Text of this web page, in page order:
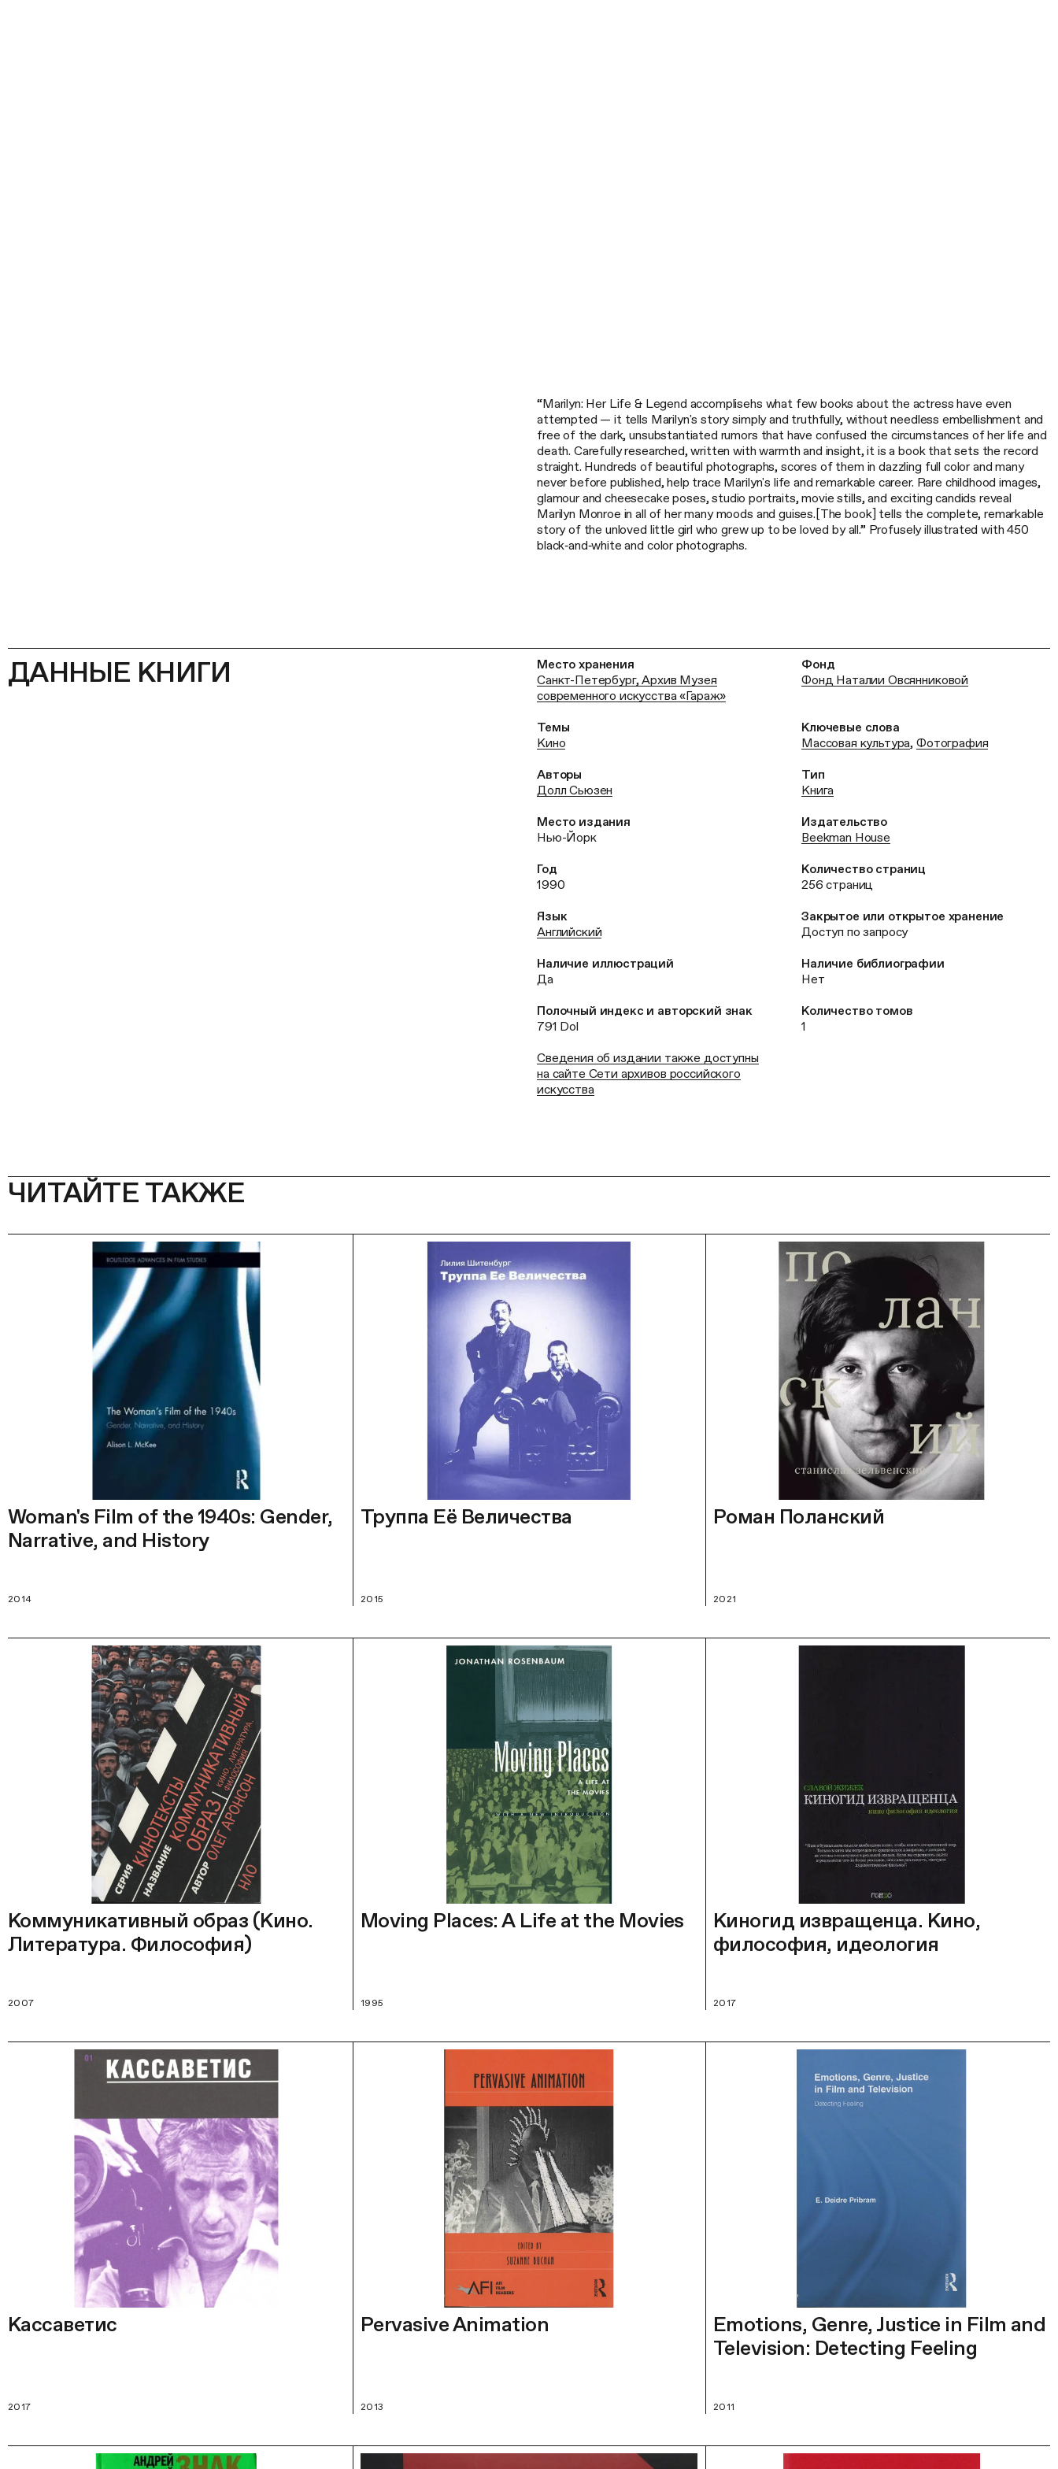
“Marilyn: Her Life & Legend accomplisehs what few books about the actress have even
attempted — it tells Marilyn's story simply and truthfully, without needless embellishment and
free of the dark, unsubstantiated rumors that have confused the circumstances of her life and
death. Carefully researched, written with warmth and insight, it is a book that sets the record
straight. Hundreds of beautiful photographs, scores of them in dazzling full color and many
never before published, help trace Marilyn's life and remarkable career. Rare childhood images,
glamour and cheesecake poses, studio portraits, movie stills, and exciting candids reveal
Marilyn Monroe in all of her many moods and guises.[The book] tells the complete, remarkable
story of the unloved little girl who grew up to be loved by all.” Profusely illustrated with 450
black‑and‑white and color photographs.
ДАННЫЕ КНИГИ
Место хранения
Санкт-Петербург, Архив Музея
современного искусства «Гараж»
Фонд
Фонд Наталии Овсянниковой
Темы
Кино
Ключевые слова
Массовая культура,Фотография
Авторы
Долл Сьюзен
Тип
Книга
Место издания
Нью-Йорк
Издательство
Beekman House
Год
1990
Количество страниц
256 страниц
Язык
Английский
Закрытое или открытое хранение
Доступ по запросу
Наличие иллюстраций
Да
Наличие библиографии
Нет
Полочный индекс и авторский знак
791 Dol
Количество томов
1
Сведения об издании также доступны
на сайте Сети архивов российского
искусства
ЧИТАЙТЕ ТАКЖЕ
Woman's Film of the 1940s: Gender,
Narrative, and History
2014
Труппа Её Величества
2015
Роман Поланский
2021
Коммуникативный образ (Кино.
Литература. Философия)
2007
Moving Places: A Life at the Movies
1995
Киногид извращенца. Кино,
философия, идеология
2017
Кассаветис
2017
Pervasive Animation
2013
Emotions, Genre, Justice in Film and
Television: Detecting Feeling
2011